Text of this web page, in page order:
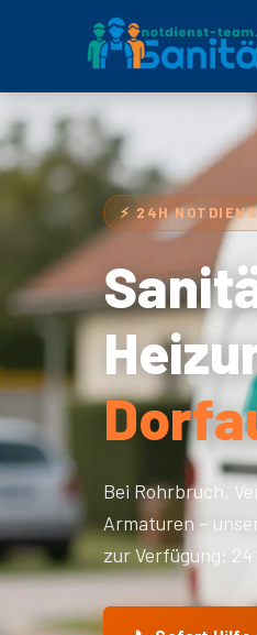
⚡ 24H
Bei Rohrbruch,
Armaturen –
zur Verfügung: